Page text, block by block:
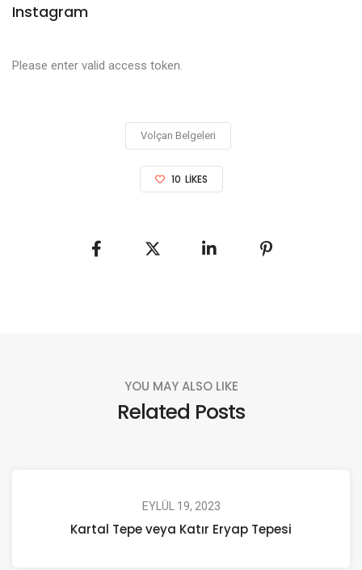
Instagram
Please enter valid access token.
Volçan Belgeleri
10 LIKES
YOU MAY ALSO LIKE
Related Posts
EYLÜL 19, 2023
Kartal Tepe veya Katır Eryap Tepesi